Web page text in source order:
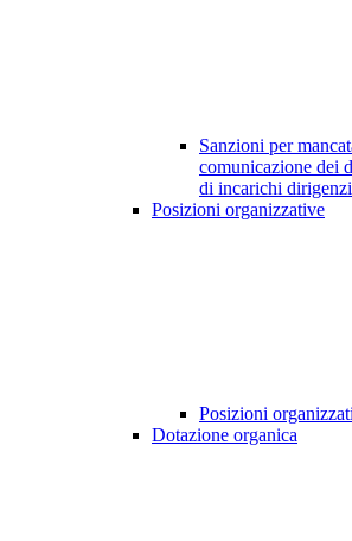
Sanzioni per
comunicazione dei
di incarichi
Posizioni organizzative
Posizioni
Dotazione organica